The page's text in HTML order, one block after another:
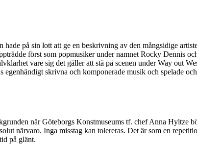
på sin lott att ge en beskrivning av den mångsidige
först som popmusiker under namnet Rocky Dennis
vare sig det gäller att stå på scenen under Way out
egenhändigt skrivna och komponerade musik och spelade
när Göteborgs Konstmuseums tf. chef Anna Hyltze
närvaro. Inga misstag kan tolereras. Det är som en
på glänt.